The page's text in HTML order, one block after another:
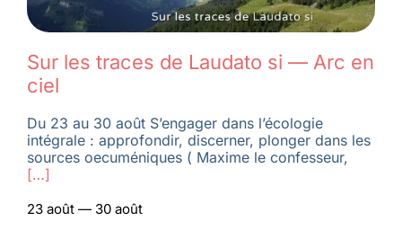
Membres
L’actu
Nous soutenir
Sur les traces de Laudato si — Arc en
ciel
Du 23 au 30 août S’engager dans l’écologie
intégrale : approfondir, discerner, plonger dans les
sources oecuméniques ( Maxime le confesseur,
[…]
23 août — 30 août